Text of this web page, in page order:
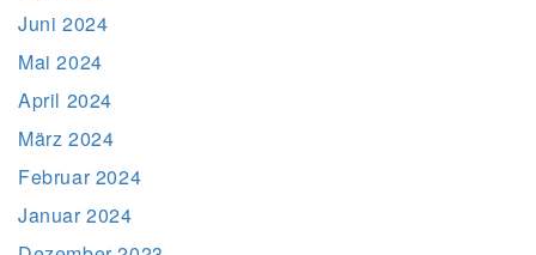
Juni 2024
Mai 2024
April 2024
März 2024
Februar 2024
Januar 2024